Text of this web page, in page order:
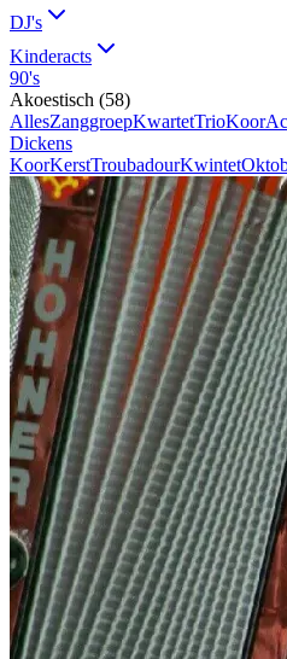
DJ's
Kinderacts
90's
Akoestisch (58)
AllesZanggroepKwartetTrioKoor
Dickens
KoorKerstTroubadourKwintet